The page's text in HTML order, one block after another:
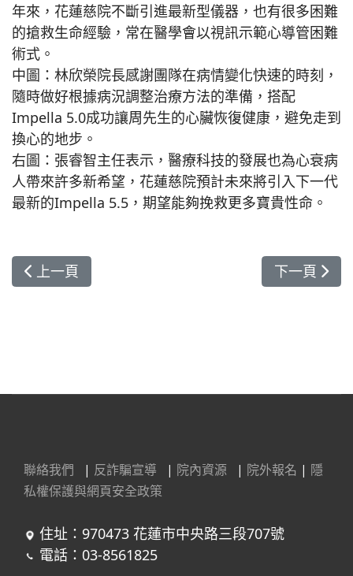
年來，花蓮慈院不斷引進最新型儀器，也有很多困難
的搶救生命經驗，常在醫學會以視訊示範心導管困難
術式。
中圖：林欣榮院長感謝團隊在病情變化快速的時刻，
隨時做好根據病況調整治療方法的準備，搭配
Impella 5.0成功讓周先生的心臟恢復健康，避免走到
換心的地步。
右圖：張睿智主任表示，醫療科技的發展也為心衰病
人帶來許多新希望，花蓮慈院預計未來將引入下一代
最新的Impella 5.5，期望能夠挽救更多寶貴性命。
上一篇文章: 守護輕安居、心蓮病房病友口腔健康
上一頁 下一篇文章
下一頁
聯絡我們 | 反詐騙宣導 | 院內資源 | 院外報名 | 隱
私權保護與網頁安全政策
住址：970473 花蓮市中央路三段707號
電話：03-8561825